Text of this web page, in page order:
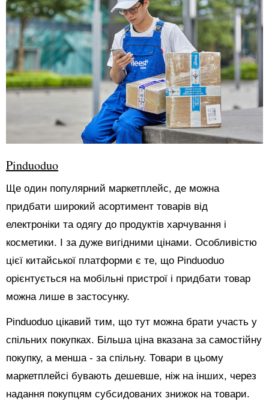
Pinduoduo
Ще один популярний маркетплейс, де можна
придбати широкий асортимент товарів від
електроніки та одягу до продуктів харчування і
косметики. І за дуже вигідними цінами. Особливістю
цієї китайської платформи є те, що Pinduoduo
орієнтується на мобільні пристрої і придбати товар
можна лише в застосунку.
Pinduoduo цікавий тим, що тут можна брати участь у
спільних покупках. Більша ціна вказана за самостійну
покупку, а менша - за спільну. Товари в цьому
маркетплейсі бувають дешевше, ніж на інших, через
надання покупцям субсидованих знижок на товари.